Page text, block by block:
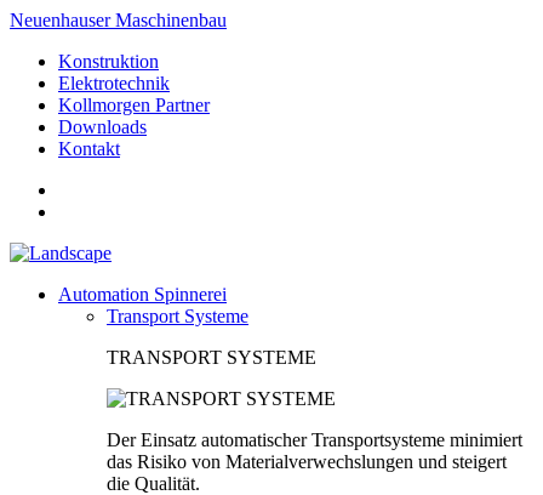
Neuenhauser Maschinenbau
Konstruktion
Elektrotechnik
Kollmorgen Partner
Downloads
Kontakt
Automation Spinnerei
Transport Systeme
TRANSPORT SYSTEME
Der Einsatz automatischer Transportsysteme minimiert
das Risiko von Materialverwechslungen und steigert
die Qualität.